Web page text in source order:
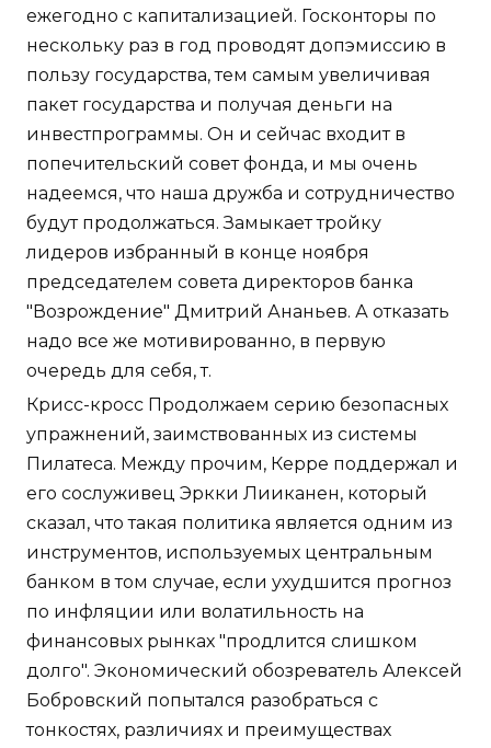
ежегодно с капитализацией. Госконторы по
нескольку раз в год проводят допэмиссию в
пользу государства, тем самым увеличивая
пакет государства и получая деньги на
инвестпрограммы. Он и сейчас входит в
попечительский совет фонда, и мы очень
надеемся, что наша дружба и сотрудничество
будут продолжаться. Замыкает тройку
лидеров избранный в конце ноября
председателем совета директоров банка
"Возрождение" Дмитрий Ананьев. А отказать
надо все же мотивированно, в первую
очередь для себя, т.
Крисс-кросс Продолжаем серию безопасных
упражнений, заимствованных из системы
Пилатеса. Между прочим, Керре поддержал и
его сослуживец Эркки Лииканен, который
сказал, что такая политика является одним из
инструментов, используемых центральным
банком в том случае, если ухудшится прогноз
по инфляции или волатильность на
финансовых рынках "продлится слишком
долго". Экономический обозреватель Алексей
Бобровский попытался разобраться с
тонкостях, различиях и преимуществах